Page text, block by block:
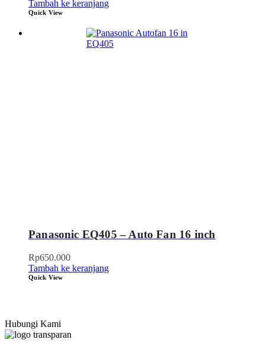
Tambah ke keranjang
Quick View
Panasonic EQ405 – Auto Fan 16 inch
Rp650.000
Tambah ke keranjang
Quick View
Hubungi Kami